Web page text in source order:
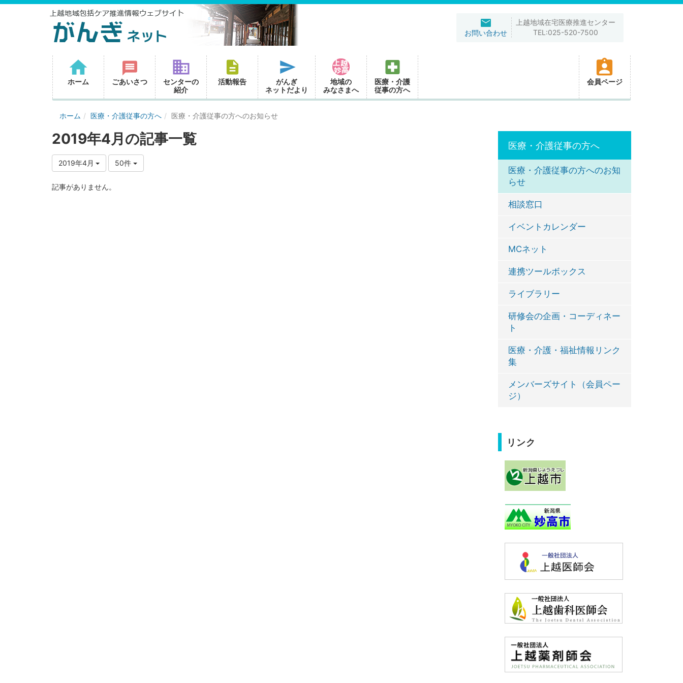
上越地域在宅医療推進センター
TEL:025-520-7500
お問い合わせ
ホーム ごあいさつ
センターの
紹介
活動報告
がんぎ
ネットだより
地域の
みなさまへ
医療・介護
従事の方へ
会員ページ
ホーム 医療・介護従事の方へ 医療・介護従事の方へのお知らせ
2019年4月の記事一覧
2019年4月 50件
記事がありません。
医療・介護従事の方へ
医療・介護従事の方へのお知
らせ
相談窓口
イベントカレンダー
MCネット
連携ツールボックス
ライブラリー
研修会の企画・コーディネー
ト
医療・介護・福祉情報リンク
集
メンバーズサイト（会員ペー
ジ）
リンク